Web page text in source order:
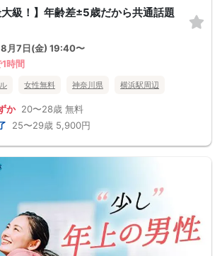
大級！】年齢差±5歳だから共通話題
月7日(金) 19:40〜
時間
女性無料 神奈川県 横浜駅周辺
か 20〜28歳 無料
25〜29歳 5,900円